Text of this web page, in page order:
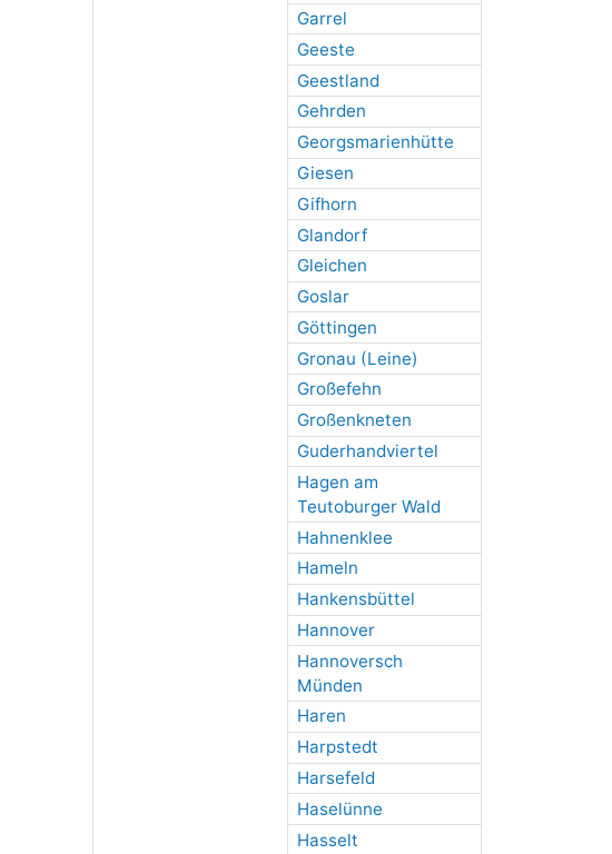
Garrel
Geeste
Geestland
Gehrden
Georgsmarienhütte
Giesen
Gifhorn
Glandorf
Gleichen
Goslar
Göttingen
Gronau (Leine)
Großefehn
Großenkneten
Guderhandviertel
Hagen am
Teutoburger Wald
Hahnenklee
Hameln
Hankensbüttel
Hannover
Hannoversch
Münden
Haren
Harpstedt
Harsefeld
Haselünne
Hasselt